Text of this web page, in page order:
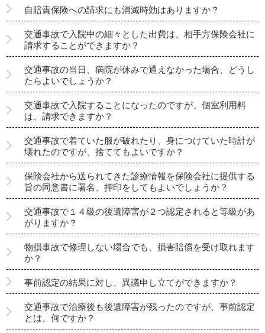
自賠責保険への請求にも消滅時効はありますか？
交通事故で入院中の細々とした出費は、相手方保険会社に
請求することができますか？
交通事故の当日、病院が休みで通えなかった場合、どうし
たらよいでしょうか？
交通事故で入院することになったのですが、個室利用料
は、請求できますか？
交通事故で着ていた服が破れたり、身につけていた時計が
壊れたのですが、捨ててもよいですか？
保険会社から送られてきた診療情報を保険会社に提供する
旨の同意書に署名、押印をしてもよいでしょうか？
交通事故で１４級の後遺障害が２つ認定されると等級があ
がりますか？
物損事故で修理しない場合でも、損害賠償を受け取れます
か？
事前認定の結果に対し、異議申し立てができますか？
交通事故で治療後も後遺障害が残ったのですが、事前認定
とは、何ですか？